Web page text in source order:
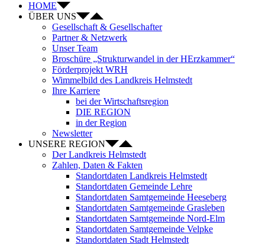
HOME
ÜBER UNS
Gesellschaft & Gesellschafter
Partner & Netzwerk
Unser Team
Broschüre „Strukturwandel in der HErzkammer“
Förderprojekt WRH
Wimmelbild des Landkreis Helmstedt
Ihre Karriere
bei der Wirtschaftsregion
DIE REGION
in der Region
Newsletter
UNSERE REGION
Der Landkreis Helmstedt
Zahlen, Daten & Fakten
Standortdaten Landkreis Helmstedt
Standortdaten Gemeinde Lehre
Standortdaten Samtgemeinde Heeseberg
Standortdaten Samtgemeinde Grasleben
Standortdaten Samtgemeinde Nord-Elm
Standortdaten Samtgemeinde Velpke
Standortdaten Stadt Helmstedt